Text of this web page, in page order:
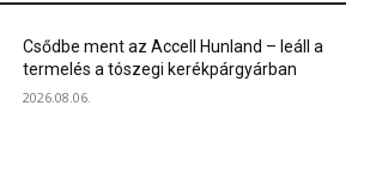
Csődbe ment az Accell Hunland – leáll a
termelés a tószegi kerékpárgyárban
2026.08.06.